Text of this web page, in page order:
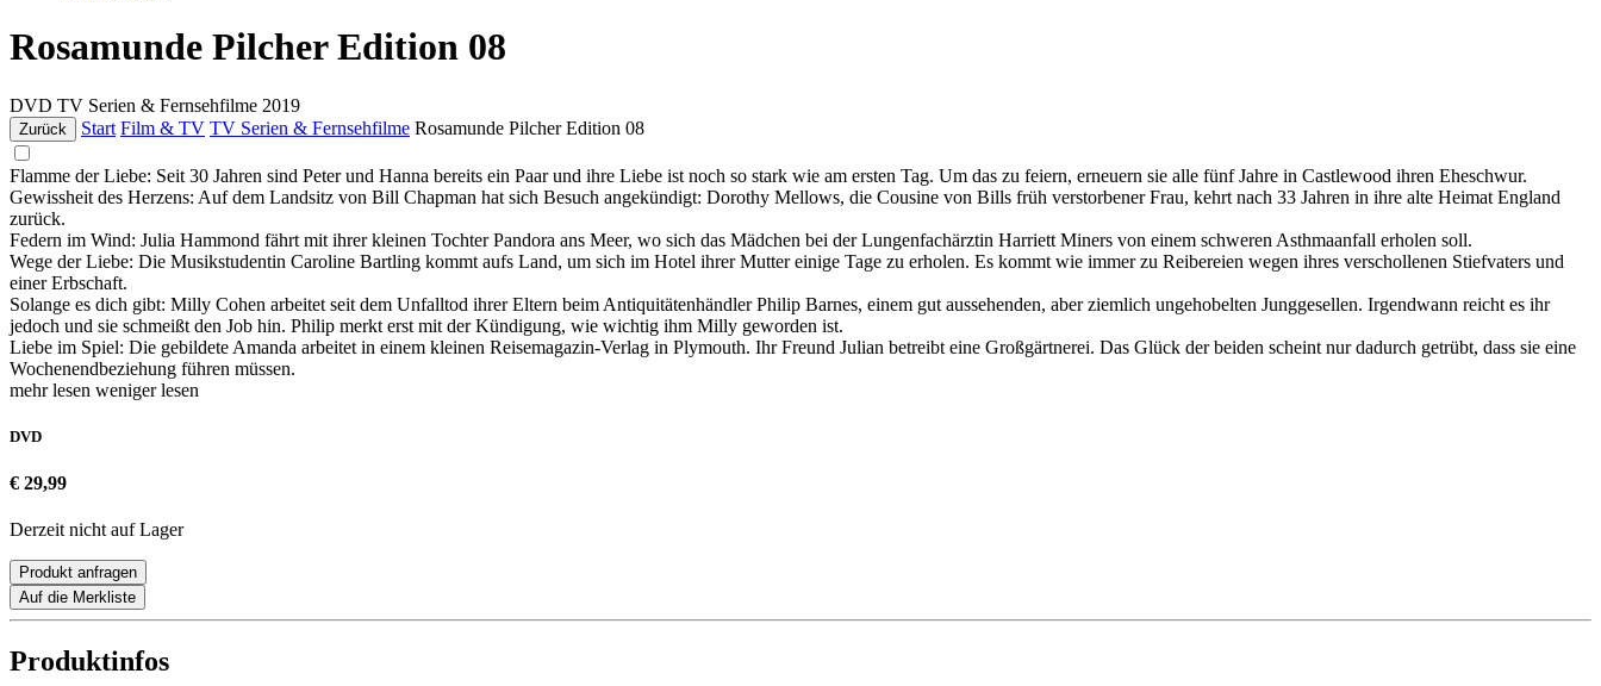
Rosamunde Pilcher Edition 08
DVD TV Serien & Fernsehfilme 2019
Zurück Start Film & TV TV Serien & Fernsehfilme Rosamunde Pilcher Edition 08
Flamme der Liebe: Seit 30 Jahren sind Peter und Hanna bereits ein Paar und ihre Liebe ist noch so stark wie am ersten Tag. Um das zu feiern, erneuern sie alle fünf Jahre in Castlewood ihren Eheschwur.
Gewissheit des Herzens: Auf dem Landsitz von Bill Chapman hat sich Besuch angekündigt: Dorothy Mellows, die Cousine von Bills früh verstorbener Frau, kehrt nach 33 Jahren in ihre alte Heimat England
zurück.
Federn im Wind: Julia Hammond fährt mit ihrer kleinen Tochter Pandora ans Meer, wo sich das Mädchen bei der Lungenfachärztin Harriett Miners von einem schweren Asthmaanfall erholen soll.
Wege der Liebe: Die Musikstudentin Caroline Bartling kommt aufs Land, um sich im Hotel ihrer Mutter einige Tage zu erholen. Es kommt wie immer zu Reibereien wegen ihres verschollenen Stiefvaters und
einer Erbschaft.
Solange es dich gibt: Milly Cohen arbeitet seit dem Unfalltod ihrer Eltern beim Antiquitätenhändler Philip Barnes, einem gut aussehenden, aber ziemlich ungehobelten Junggesellen. Irgendwann reicht es ihr
jedoch und sie schmeißt den Job hin. Philip merkt erst mit der Kündigung, wie wichtig ihm Milly geworden ist.
Liebe im Spiel: Die gebildete Amanda arbeitet in einem kleinen Reisemagazin-Verlag in Plymouth. Ihr Freund Julian betreibt eine Großgärtnerei. Das Glück der beiden scheint nur dadurch getrübt, dass sie eine
Wochenendbeziehung führen müssen.
mehr lesen weniger lesen
DVD
€ 29,99
Derzeit nicht auf Lager
Produkt anfragen
Auf die Merkliste
Produktinfos